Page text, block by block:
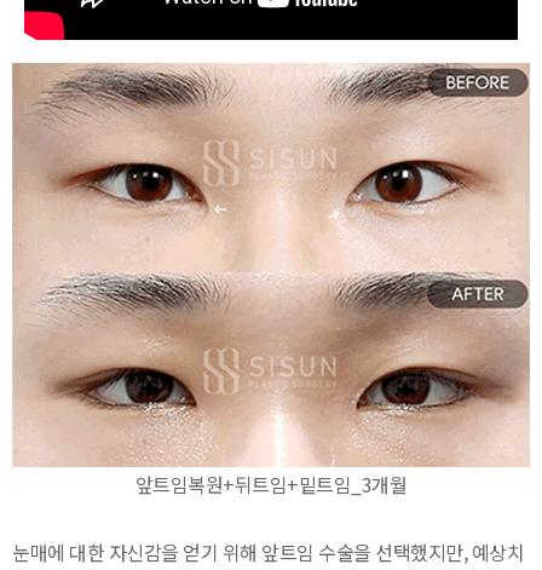
앞트임복원+뒤트임+밑트임_3개월
눈매에 대한 자신감을 얻기 위해 앞트임 수술을 선택했지만, 예상치